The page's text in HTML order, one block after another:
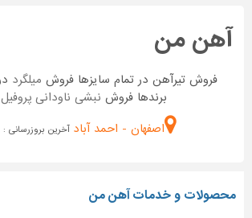
آهن من
فروش تیرآهن در تمام سایزها فروش میلگرد
برندها فروش نبشی ناودانی پروفیل
اصفهان - احمد آباد آخرین بروزرسانی : ۰۴/۰۵/۰۲
محصولات و خدمات آهن من